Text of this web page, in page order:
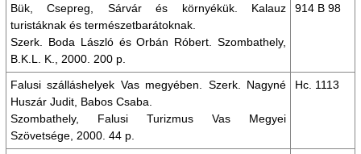
Bük, Csepreg, Sárvár és környékük. Kalauz
turistáknak és természetbarátoknak.
Szerk. Boda László és Orbán Róbert. Szombathely,
B.K.L. K., 2000. 200 p.
914 B 98
Falusi szálláshelyek Vas megyében. Szerk. Nagyné
Huszár Judit, Babos Csaba.
Szombathely, Falusi Turizmus Vas Megyei
Szövetsége, 2000. 44 p.
Hc. 1113